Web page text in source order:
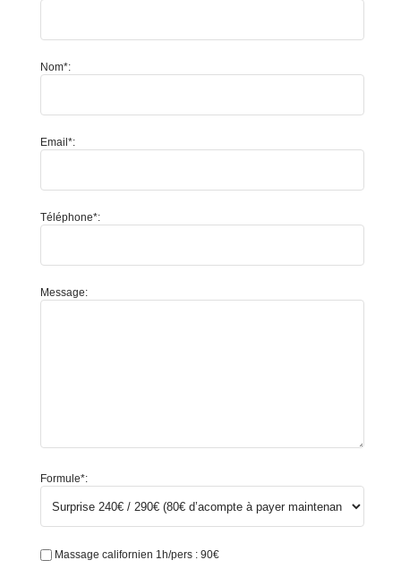
Nom*:
Email*:
Téléphone*:
Message:
Formule*:
Massage californien 1h/pers : 90€